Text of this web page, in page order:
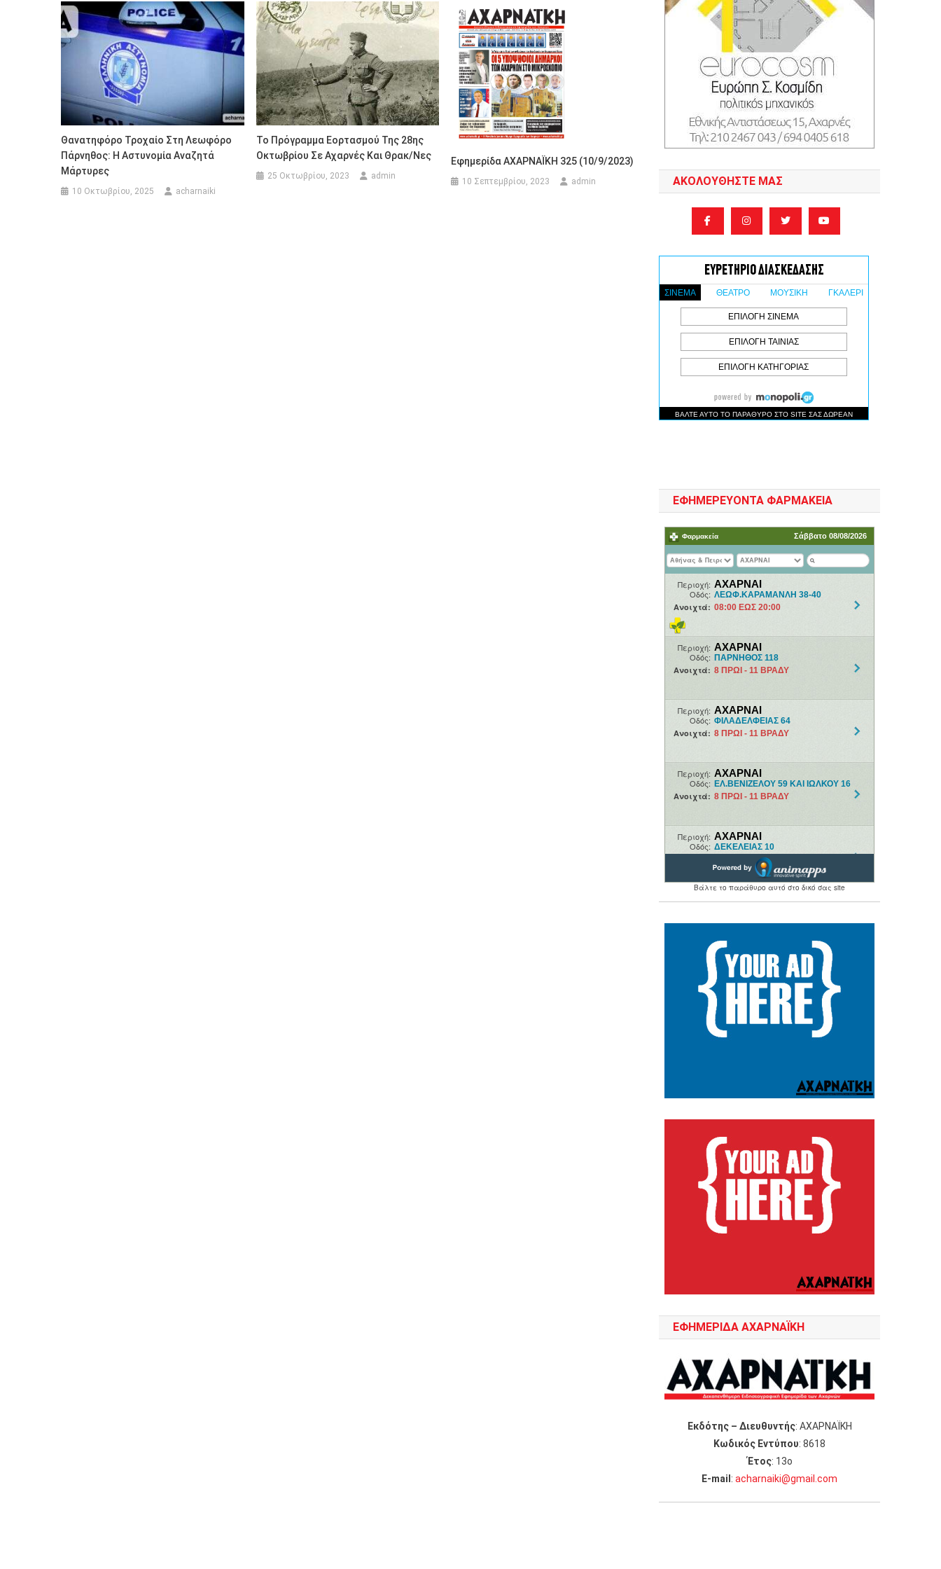
Θανατηφόρο Τροχαίο Στη Λεωφόρο
Πάρνηθος: Η Αστυνομία Αναζητά
Μάρτυρες
10 Οκτωβρίου, 2025 acharnaiki
Το Πρόγραμμα Εορτασμού Της 28ης
Οκτωβρίου Σε Αχαρνές Και Θρακ/νες
25 Οκτωβρίου, 2023 admin
Εφημερίδα ΑΧΑΡΝΑΪΚΗ 325 (10/9/2023)
10 Σεπτεμβρίου, 2023 admin ΑΚΟΛΟΥΘΉΣΤΕ ΜΑΣ
ΕΦΗΜΕΡΕΥΟΝΤΑ ΦΑΡΜΑΚΕΙΑ
ΕΦΗΜΕΡΙΔΑ ΑΧΑΡΝΑΪΚΗ
Εκδότης – Διευθυντής: ΑΧΑΡΝΑΪΚΗ
Κωδικός Εντύπου: 8618
Έτος: 13ο
Ε-mail :acharnaiki@gmail.com